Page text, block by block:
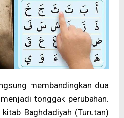
membandingkan dua
tonggak perubahan.
Baghdadiyah (Turutan)